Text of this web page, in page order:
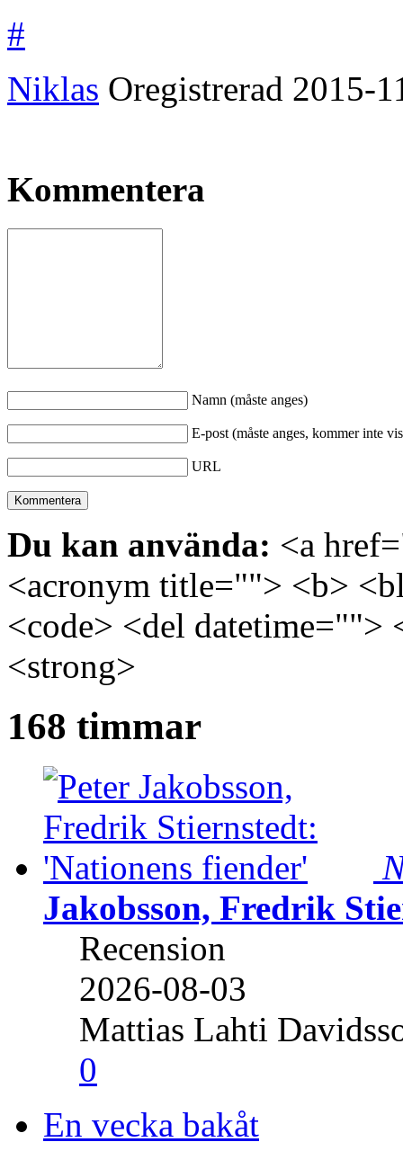
#
Niklas Oregistrerad 2015-
Kommentera
Namn (måste anges)
E-post (måste anges, kommer inte
URL
Du kan använda: <a
<acronym title=""> <b>
<code> <del
<strong>
168 timmar
Jakobsson, Fredrik
Recension
2026-08-03
Mattias Lahti
0
En vecka bakåt